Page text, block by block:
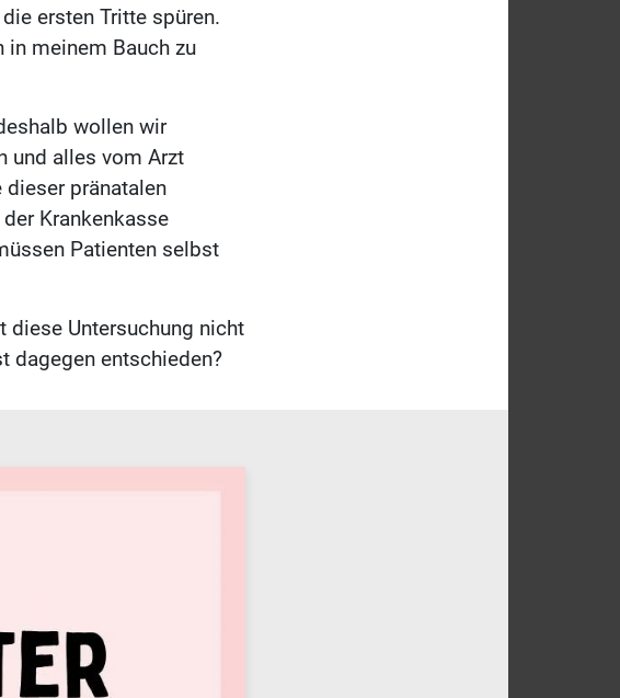
ersten Tritte spüren.
in meinem Bauch zu
wollen wir
und alles vom Arzt
dieser pränatalen
Krankenkasse
Patienten selbst
diese Untersuchung nicht
dagegen entschieden?